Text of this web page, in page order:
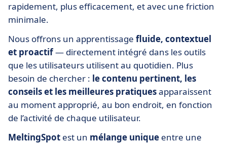
rapidement, plus efficacement, et avec une friction
minimale.
Nous offrons un apprentissage fluide, contextuel
et proactif— directement intégré dans les outils
que les utilisateurs utilisent au quotidien. Plus
besoin de chercher : le contenu pertinent, les
conseils et les meilleures pratiquesapparaissent
au moment approprié, au bon endroit, en fonction
de l’activité de chaque utilisateur.
MeltingSpot est un mélange unique entre une